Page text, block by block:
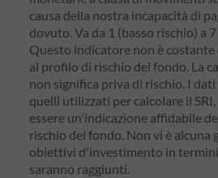
causa della nostra incapacità di
dovuto. Va da 1 (basso rischio) a
Questo indicatore non è costante
al profilo di rischio del fondo. La
non significa priva di rischio. I
quelli utilizzati per calcolare il
essere un'indicazione affidabile
rischio del fondo. Non vi è alcuna
obiettivi d'investimento in
saranno raggiunti.